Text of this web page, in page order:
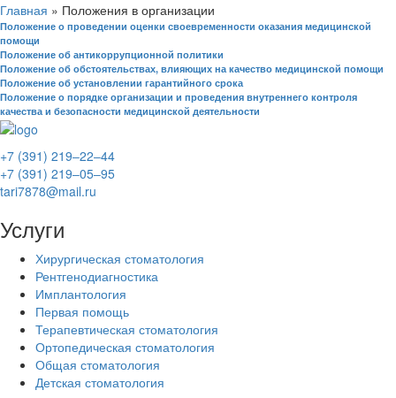
Главная » Положения в организации
Положение о проведении оценки своевременности оказания медицинской
помощи
Положение об антикоррупционной политики
Положение об обстоятельствах, влияющих на качество медицинской помощи
Положение об установлении гарантийного срока
Положение о порядке организации и проведения внутреннего контроля
качества и безопасности медицинской деятельности
+7 (391) 219‒22‒44
+7 (391) 219‒05‒95
tari7878@mail.ru
Услуги
Хирургическая стоматология
Рентгенодиагностика
Имплантология
Первая помощь
Терапевтическая стоматология
Ортопедическая стоматология
Общая стоматология
Детская стоматология